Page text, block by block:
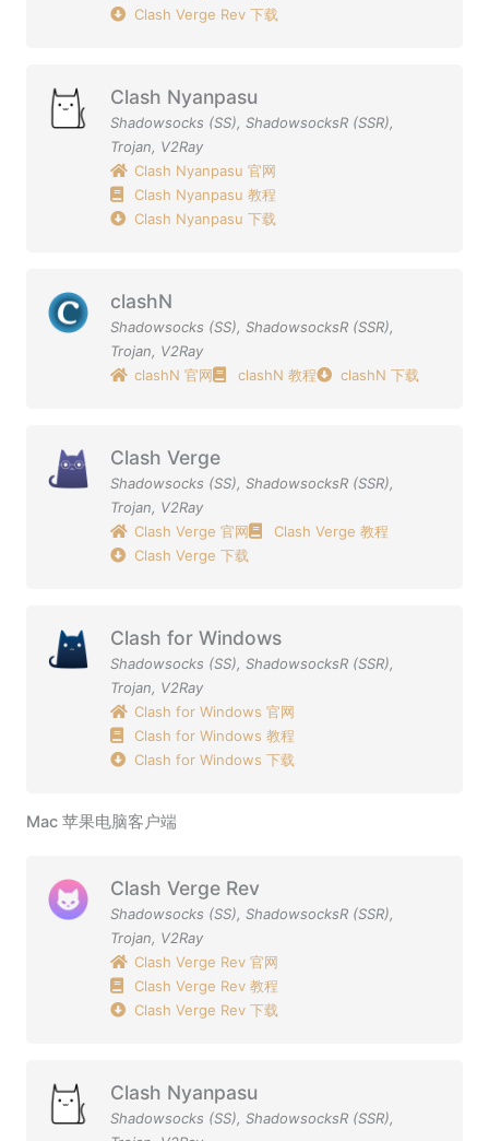
Clash Verge Rev 下载
Clash Nyanpasu
Shadowsocks (SS), ShadowsocksR (SSR),
Trojan, V2Ray
Clash Nyanpasu 官网
Clash Nyanpasu 教程
Clash Nyanpasu 下载
clashN
Shadowsocks (SS), ShadowsocksR (SSR),
Trojan, V2Ray
clashN 官网
clashN 教程 clashN 下载
Clash Verge
Shadowsocks (SS), ShadowsocksR (SSR),
Trojan, V2Ray
Clash Verge 官网
Clash Verge 教程
Clash Verge 下载
Clash for Windows
Shadowsocks (SS), ShadowsocksR (SSR),
Trojan, V2Ray
Clash for Windows 官网
Clash for Windows 教程
Clash for Windows 下载
Mac 苹果电脑客户端
Clash Verge Rev
Shadowsocks (SS), ShadowsocksR (SSR),
Trojan, V2Ray
Clash Verge Rev 官网
Clash Verge Rev 教程
Clash Verge Rev 下载
Clash Nyanpasu
Shadowsocks (SS), ShadowsocksR (SSR),